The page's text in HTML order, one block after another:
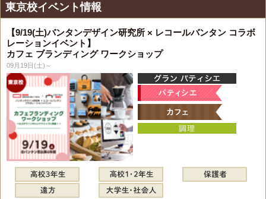
東京校イベント情報
【9/19(土)バンタンデザイン研究所 × レコールバンタン コラボ
レーションイベント】
カフェ ブランディング ワークショップ
09月19日(土)～